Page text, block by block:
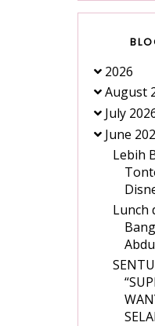
2026
August
July
June
Lebih
Lunch